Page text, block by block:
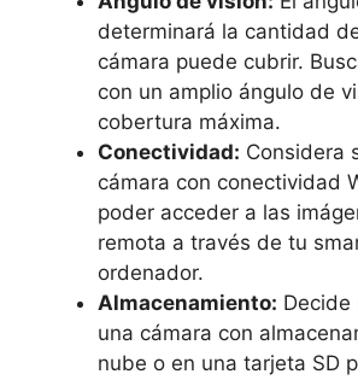
determinará la cantidad
cámara puede cubrir.
con un amplio ángulo de
cobertura máxima.
Conectividad: Considera
cámara con conectividad
poder acceder a las
remota a través de tu
ordenador.
Almacenamiento: Decide
una cámara con
nube o en una tarjeta SD